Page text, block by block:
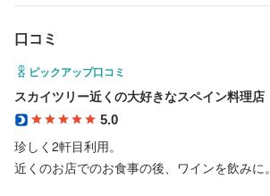
口コミ
ピックアップ口コミ
スカイツリー近くの大好きなスペイン料理店
5.0
珍しく2軒目利用。
近くのお店でのお食事の後、ワインを飲みに。
コミュニケーション能力
求める人物像
お客様との時間を楽しめる方
自分で進んで考えられる方